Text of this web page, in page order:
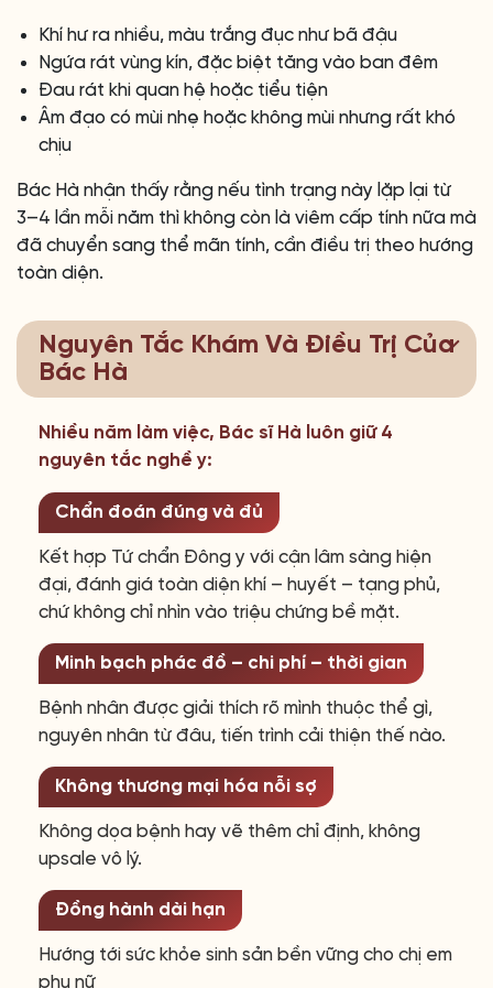
Khí hư ra nhiều, màu trắng đục như bã đậu
Ngứa rát vùng kín, đặc biệt tăng vào ban đêm
Đau rát khi quan hệ hoặc tiểu tiện
Âm đạo có mùi nhẹ hoặc không mùi nhưng rất khó
chịu
Bác Hà nhận thấy rằng nếu tình trạng này lặp lại từ
3–4 lần mỗi năm thì không còn là viêm cấp tính nữa mà
đã chuyển sang thể mãn tính, cần điều trị theo hướng
toàn diện.
Nguyên Tắc Khám Và Điều Trị Của
Bác Hà
Nhiều năm làm việc, Bác sĩ Hà luôn giữ 4
nguyên tắc nghề y:
Chẩn đoán đúng và đủ
Kết hợp Tứ chẩn Đông y với cận lâm sàng hiện
đại, đánh giá toàn diện khí – huyết – tạng phủ,
chứ không chỉ nhìn vào triệu chứng bề mặt.
Minh bạch phác đồ – chi phí – thời gian
Bệnh nhân được giải thích rõ mình thuộc thể gì,
nguyên nhân từ đâu, tiến trình cải thiện thế nào.
Không thương mại hóa nỗi sợ
Không dọa bệnh hay vẽ thêm chỉ định, không
upsale vô lý.
Đồng hành dài hạn
Hướng tới sức khỏe sinh sản bền vững cho chị em
phụ nữ